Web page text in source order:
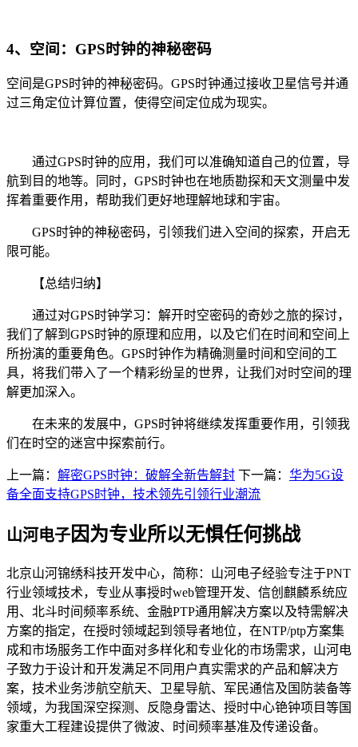
4、空间：GPS时钟的神秘密码
空间是GPS时钟的神秘密码。GPS时钟通过接收卫星信号并通
过三角定位计算位置，使得空间定位成为现实。
通过GPS时钟的应用，我们可以准确知道自己的位置，导
航到目的地等。同时，GPS时钟也在地质勘探和天文测量中发
挥着重要作用，帮助我们更好地理解地球和宇宙。
GPS时钟的神秘密码，引领我们进入空间的探索，开启无
限可能。
【总结归纳】
通过对GPS时钟学习：解开时空密码的奇妙之旅的探讨，
我们了解到GPS时钟的原理和应用，以及它们在时间和空间上
所扮演的重要角色。GPS时钟作为精确测量时间和空间的工
具，将我们带入了一个精彩纷呈的世界，让我们对时空间的理
解更加深入。
在未来的发展中，GPS时钟将继续发挥重要作用，引领我
们在时空的迷宫中探索前行。
上一篇： 解密GPS时钟：破解全新告解封 下一篇： 华为5G设
备全面支持GPS时钟，技术领先引领行业潮流
山河电子因为专业所以无惧任何挑战
北京山河锦绣科技开发中心，简称：山河电子经验专注于PNT
行业领域技术，专业从事授时web管理开发、信创麒麟系统应
用、北斗时间频率系统、金融PTP通用解决方案以及特需解决
方案的指定，在授时领域起到领导者地位，在NTP/ptp方案集
成和市场服务工作中面对多样化和专业化的市场需求，山河电
子致力于设计和开发满足不同用户真实需求的产品和解决方
案，技术业务涉航空航天、卫星导航、军民通信及国防装备等
领域，为我国深空探测、反隐身雷达、授时中心铯钟项目等国
家重大工程建设提供了微波、时间频率基准及传递设备。